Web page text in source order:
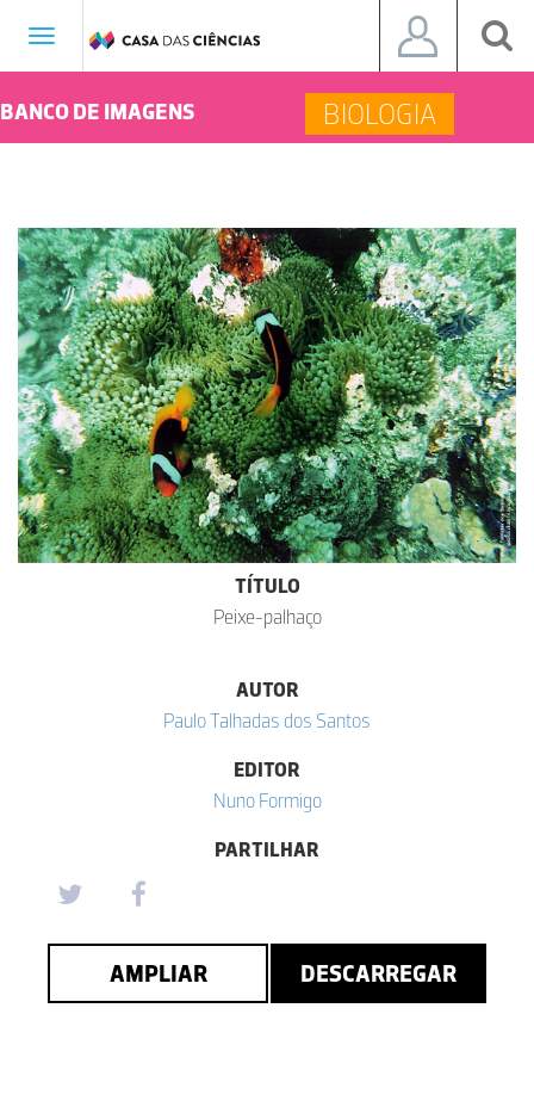
Toggle
BANCO DE IMAGENS BIOLOGIA
TÍTULO
Peixe-palhaço
AUTOR
Paulo Talhadas dos Santos
EDITOR
Nuno Formigo
PARTILHAR
AMPLIAR DESCARREGAR